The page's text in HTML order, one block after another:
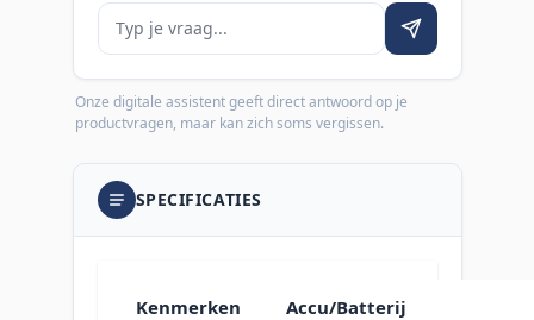
Je vraag
Onze digitale assistent geeft direct antwoord op je
productvragen, maar kan zich soms vergissen.
SPECIFICATIES
Kenmerken Accu/Batterij